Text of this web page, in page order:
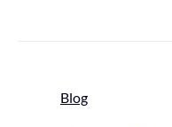
Blog
Vom